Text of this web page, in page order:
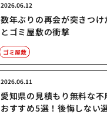
数年ぶりの再会が突きつ
とゴミ屋敷の衝撃
2026.06.12
ゴミ屋敷
愛知県の見積もり無料な
おすすめ5選！後悔しない
2026.06.11